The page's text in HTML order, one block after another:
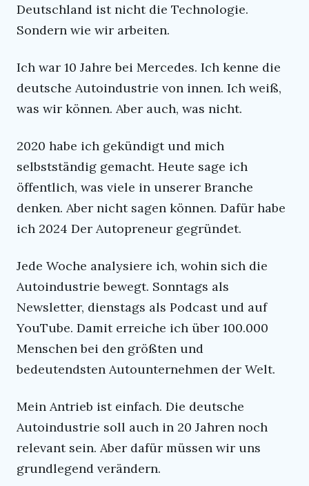
Deutschland ist nicht die Technologie.
Sondern wie wir arbeiten.
Ich war 10 Jahre bei Mercedes. Ich kenne die
deutsche Autoindustrie von innen. Ich weiß,
was wir können. Aber auch, was nicht.
2020 habe ich gekündigt und mich
selbstständig gemacht. Heute sage ich
öffentlich, was viele in unserer Branche
denken. Aber nicht sagen können. Dafür habe
ich 2024 Der Autopreneur gegründet.
Jede Woche analysiere ich, wohin sich die
Autoindustrie bewegt. Sonntags als
Newsletter, dienstags als Podcast und auf
YouTube. Damit erreiche ich über 100.000
Menschen bei den größten und
bedeutendsten Autounternehmen der Welt.
Mein Antrieb ist einfach. Die deutsche
Autoindustrie soll auch in 20 Jahren noch
relevant sein. Aber dafür müssen wir uns
grundlegend verändern.